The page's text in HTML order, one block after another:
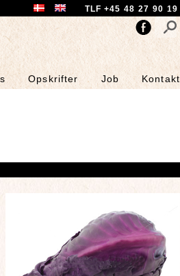
TLF +45 48 27 90 19
Opskrifter Job Kontakt